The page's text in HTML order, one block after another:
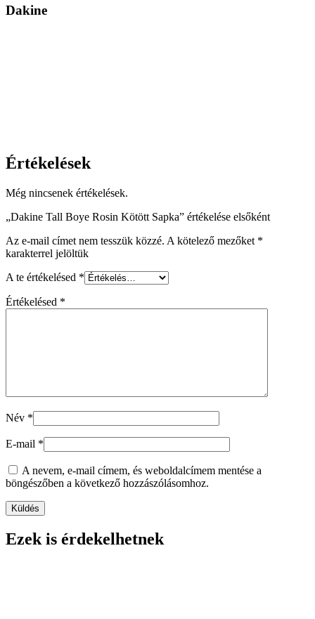
Dakine
Értékelések
Még nincsenek értékelések.
„Dakine Tall Boye Rosin Kötött Sapka” értékelése elsőként
Az e-mail címet nem tesszük közzé. A kötelező mezőket *
karakterrel jelöltük
A te értékelésed *
Értékelésed *
Név *
E-mail *
A nevem, e-mail címem, és weboldalcímem mentése a
böngészőben a következő hozzászólásomhoz.
Ezek is érdekelhetnek